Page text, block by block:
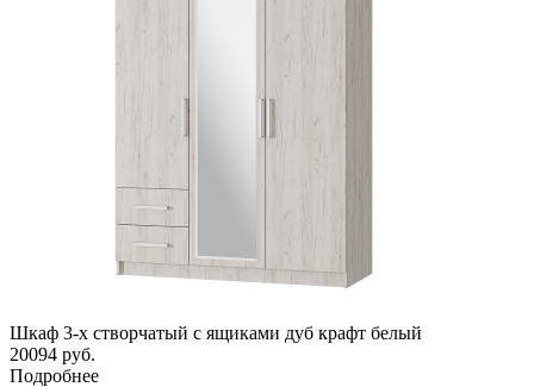
Шкаф 3-х створчатый с ящиками дуб крафт белый
20094 руб.
Подробнее